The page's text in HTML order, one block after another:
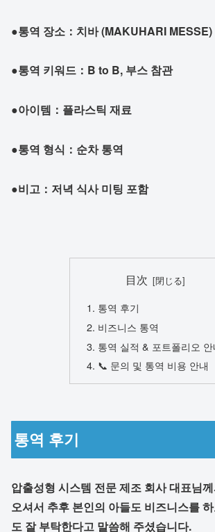
●통역 장소：치바 (MAKUHARI MESSE)
●통역 키워드：B to B, 부스 참관
●아이템：플라스틱 재료
●통역 형식：순차 통역
●비고：저녁 식사 미팅 포함
目次
통역 후기
비즈니스 통역
통역 실적 & 포트폴리오 안
📞 문의 및 통역 비용 안내
통역 후기
압출성형 시스템 전문 제조 회사 대표님
오셔서 추후 본인의 아들도 비즈니스를
도 잘 부탁한다고 말씀해 주셨습니다.